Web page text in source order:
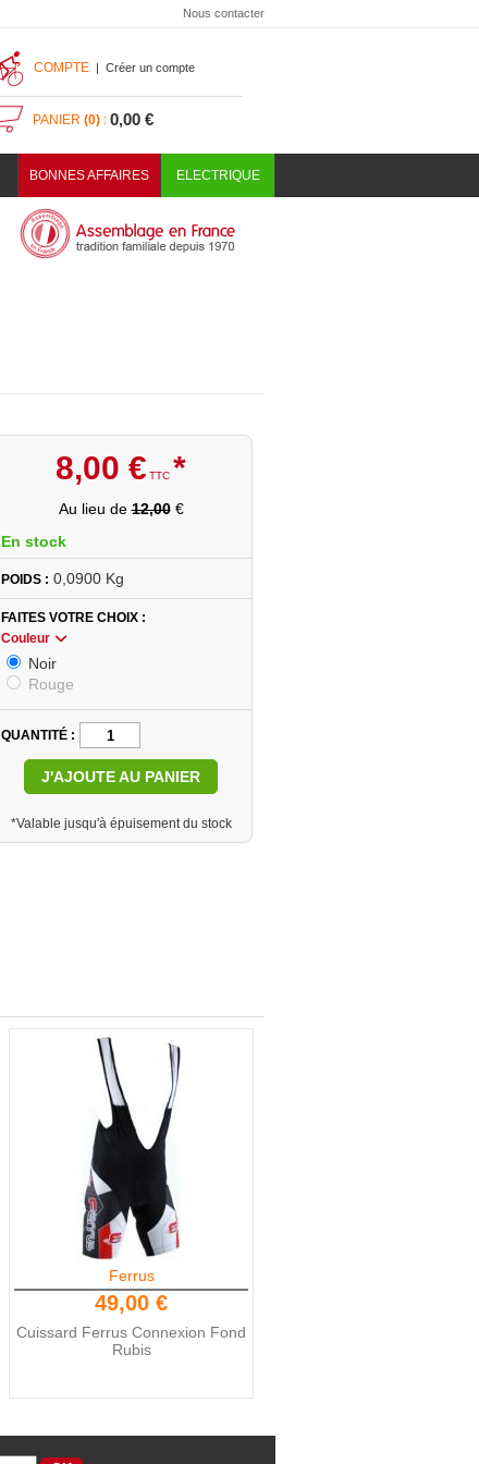
Nous contacter
COMPTE | Créer un compte
PANIER (0) : 0,00 €
BONNES AFFAIRES ELECTRIQUE
8,00 € TTC *
Au lieu de12,00€
En stock
POIDS : 0,0900 Kg
FAITES VOTRE CHOIX
Couleur
Noir
Rouge
QUANTITÉ
J'AJOUTE AU PANIER
*Valable jusqu'à épuisement du stock
Ferrus
49,00 €
Cuissard Ferrus Connexion Fond
Rubis